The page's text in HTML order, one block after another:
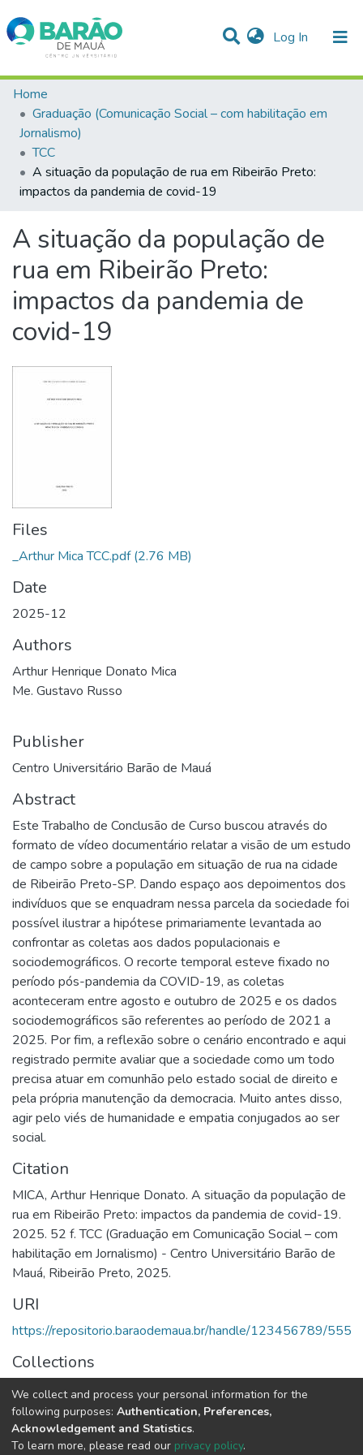
Log In (current)
Communities & Collections
Statistics
All of DSpace
Home
Graduação (Comunicação Social – com habilitação em
Jornalismo)
TCC
A situação da população de rua em Ribeirão Preto:
impactos da pandemia de covid-19
A situação da população de
rua em Ribeirão Preto:
impactos da pandemia de
covid-19
Files
_Arthur Mica TCC.pdf (2.76 MB)
Date
2025-12
Authors
Arthur Henrique Donato Mica
Me. Gustavo Russo
Publisher
Centro Universitário Barão de Mauá
Abstract
Este Trabalho de Conclusão de Curso buscou através do
formato de vídeo documentário relatar a visão de um estudo
de campo sobre a população em situação de rua na cidade
de Ribeirão Preto-SP. Dando espaço aos depoimentos dos
indivíduos que se enquadram nessa parcela da sociedade foi
possível ilustrar a hipótese primariamente levantada ao
confrontar as coletas aos dados populacionais e
sociodemográficos. O recorte temporal esteve fixado no
período pós-pandemia da COVID-19, as coletas
aconteceram entre agosto e outubro de 2025 e os dados
sociodemográficos são referentes ao período de 2021 a
2025. Por fim, a reflexão sobre o cenário encontrado e aqui
registrado permite avaliar que a sociedade como um todo
precisa atuar em comunhão pelo estado social de direito e
pela própria manutenção da democracia. Muito antes disso,
agir pelo viés de humanidade e empatia conjugados ao ser
social.
Citation
MICA, Arthur Henrique Donato. A situação da população de
rua em Ribeirão Preto: impactos da pandemia de covid-19.
2025. 52 f. TCC (Graduação em Comunicação Social – com
habilitação em Jornalismo) - Centro Universitário Barão de
Mauá, Ribeirão Preto, 2025.
URI
https://repositorio.baraodemaua.br/handle/123456789/555
Collections
TCC
Full item page
We collect and process your personal information for the
following purposes: Authentication, Preferences,
Acknowledgement and Statistics.
To learn more, please read our privacy policy.